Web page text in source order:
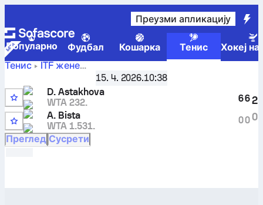
Преузми апликацију
Популарно Фудбал Кошарка Тенис
Хокеј
Тенис
ITF жене
ITF W50 Bujumbura 2 Women,Коло најбољих 32
Darya Astakhova-
резултати међусобних сусрета
15. 4. 2026.10:38
D. Astakhova
WTA 232.
A. Bista
WTA 1.531.
6
0
6
0
2
0
Преглед Сусрети